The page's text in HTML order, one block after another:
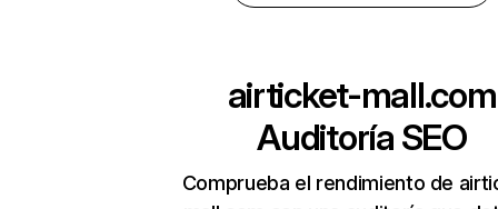
airticket-mall.com
Auditoría SEO
Comprueba el rendimiento de